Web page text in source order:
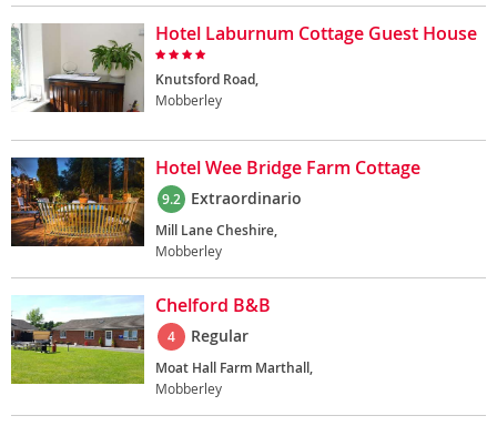
Hotel Laburnum Cottage Guest House
Knutsford Road,
Mobberley
Hotel Wee Bridge Farm Cottage
9.2 Extraordinario
Mill Lane Cheshire,
Mobberley
Chelford B&B
4 Regular
Moat Hall Farm Marthall,
Mobberley